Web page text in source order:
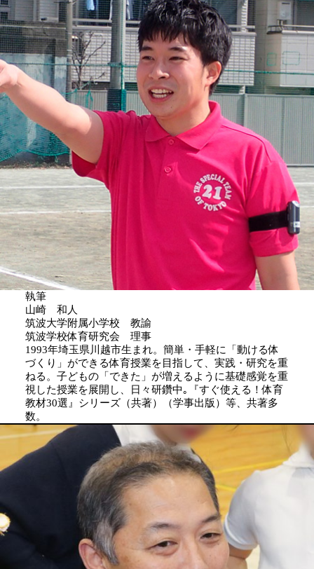
執筆
山崎 和人
筑波大学附属小学校 教諭
筑波学校体育研究会 理事
1993年埼玉県川越市生まれ。簡単・手軽に「動ける体
づくり」ができる体育授業を目指して、実践・研究を重
ねる。子どもの「できた」が増えるように基礎感覚を重
視した授業を展開し、日々研鑽中｡『すぐ使える！体育
教材30選』シリーズ（共著）（学事出版）等、共著多
数。